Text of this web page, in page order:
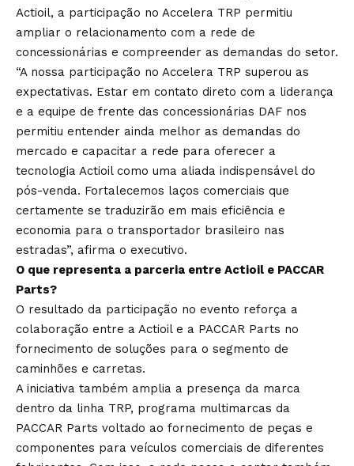
Actioil, a participação no Accelera TRP permitiu
ampliar o relacionamento com a rede de
concessionárias e compreender as demandas do setor.
“A nossa participação no Accelera TRP superou as
expectativas. Estar em contato direto com a liderança
e a equipe de frente das concessionárias DAF nos
permitiu entender ainda melhor as demandas do
mercado e capacitar a rede para oferecer a
tecnologia Actioil como uma aliada indispensável do
pós-venda. Fortalecemos laços comerciais que
certamente se traduzirão em mais eficiência e
economia para o transportador brasileiro nas
estradas”, afirma o executivo.
O que representa a parceria entre Actioil e PACCAR
Parts?
O resultado da participação no evento reforça a
colaboração entre a Actioil e a PACCAR Parts no
fornecimento de soluções para o segmento de
caminhões e carretas.
A iniciativa também amplia a presença da marca
dentro da linha TRP, programa multimarcas da
PACCAR Parts voltado ao fornecimento de peças e
componentes para veículos comerciais de diferentes